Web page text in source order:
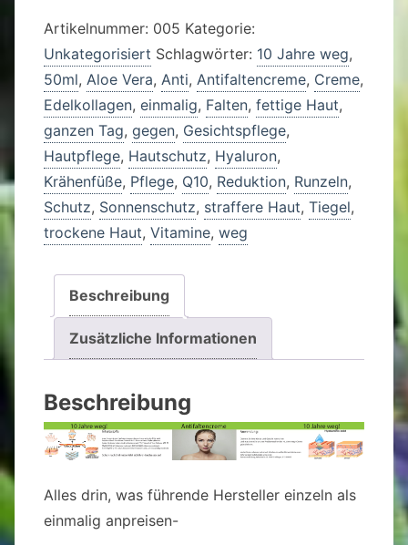
Menge
n
a
t
i
e
:
Artikelnummer: 005 Kategorie:
Unkategorisiert Schlagwörter: 10 Jahre weg,
50ml, Aloe Vera, Anti, Antifaltencreme, Creme,
Edelkollagen, einmalig, Falten, fettige Haut,
ganzen Tag, gegen, Gesichtspflege,
Hautpflege, Hautschutz, Hyaluron,
Krähenfüße, Pflege, Q10, Reduktion, Runzeln,
Schutz, Sonnenschutz, straffere Haut, Tiegel,
trockene Haut, Vitamine, weg
Beschreibung
Zusätzliche Informationen
Beschreibung
Alles drin, was führende Hersteller einzeln als
einmalig anpreisen-